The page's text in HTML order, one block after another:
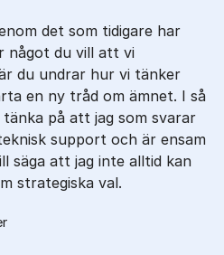
det som tidigare har
något du vill att vi
du undrar hur vi tänker
en ny tråd om ämnet. I så
på att jag som svarar
support och är ensam
säga att jag inte alltid kan
strategiska val.